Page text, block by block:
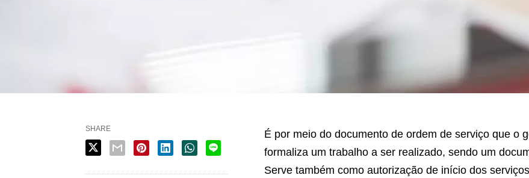
É por meio do documento de ordem de serviço que o
formaliza um trabalho a ser realizado, sendo um
Serve também como autorização de início dos
SHARE